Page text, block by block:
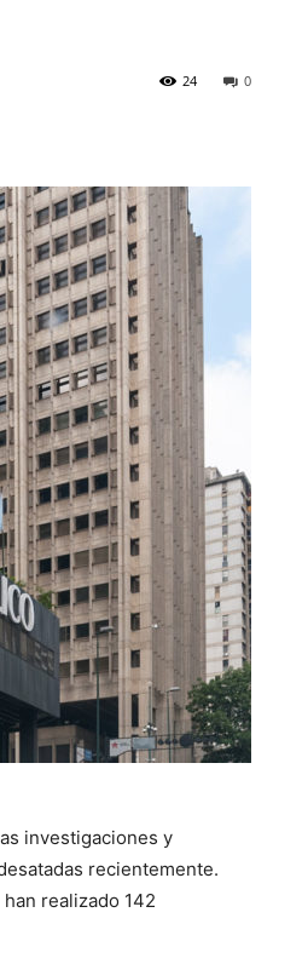
0
24
investigaciones y
recientemente.
realizado 142